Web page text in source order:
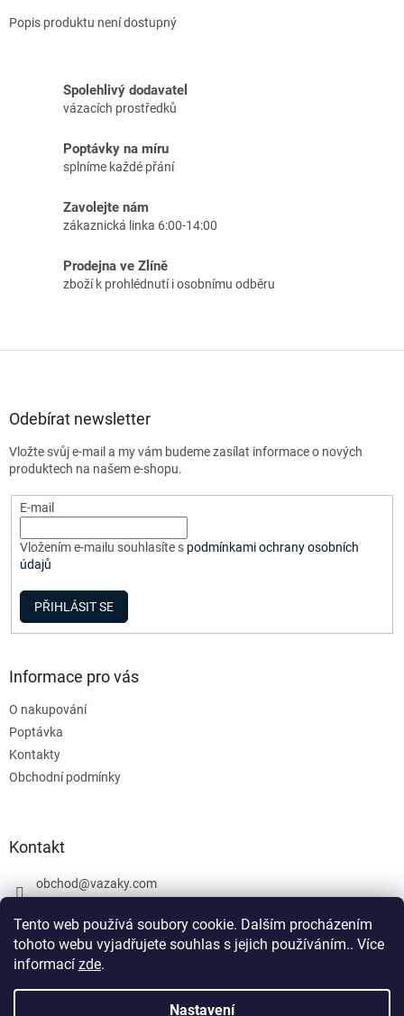
Tento web používá soubory cookie. Dalším procházením
tohoto webu vyjadřujete souhlas s jejich používáním.. Více
informací zde.
Nastavení
Popis produktu není dostupný
Spolehlivý dodavatel
vázacích prostředků
Poptávky na míru
splníme každé přání
Zavolejte nám
zákaznická linka 6:00-14:00
Prodejna ve Zlíně
zboží k prohlédnutí i osobnímu odběru
Odebírat newsletter
Vložte svůj e-mail a my vám budeme zasílat informace o nových
produktech na našem e-shopu.
E-mail
Vložením e-mailu souhlasíte s podmínkami ochrany osobních
údajů
PŘIHLÁSIT SE
Informace pro vás
O nakupování
Poptávka
Kontakty
Obchodní podmínky
Kontakt
obchod@vazaky.com